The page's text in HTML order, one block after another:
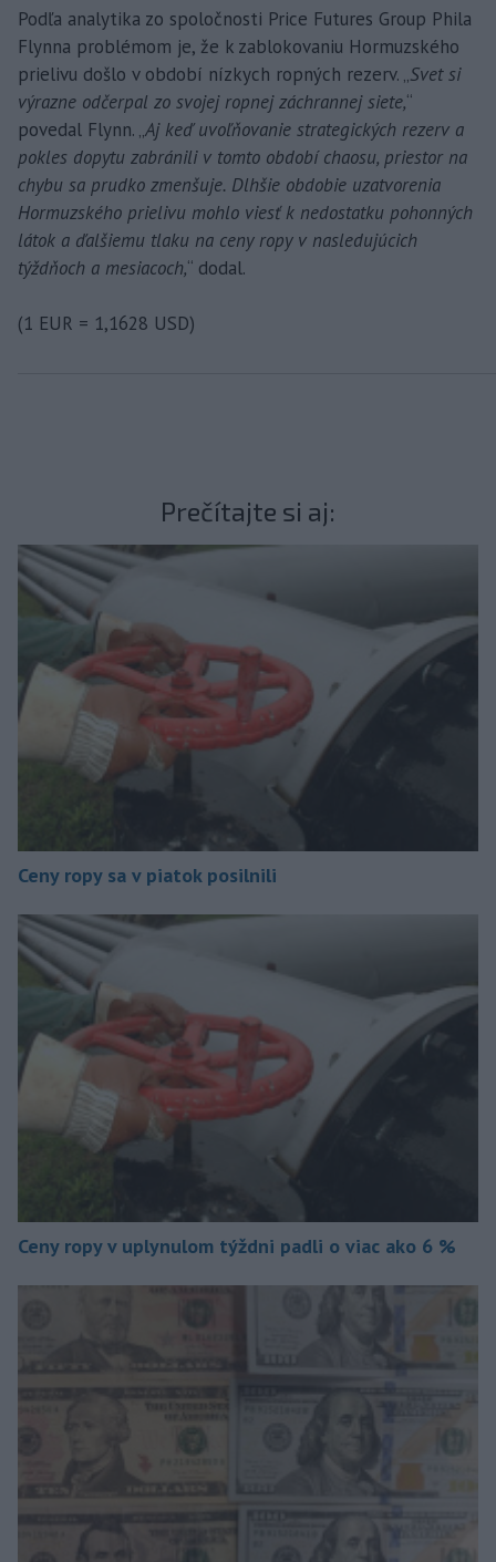
Podľa analytika zo spoločnosti Price Futures Group Phila
Flynna problémom je, že k zablokovaniu Hormuzského
prielivu došlo v období nízkych ropných rezerv. „Svet si
výrazne odčerpal zo svojej ropnej záchrannej siete,“
povedal Flynn. „Aj keď uvoľňovanie strategických rezerv a
pokles dopytu zabránili v tomto období chaosu, priestor na
chybu sa prudko zmenšuje. Dlhšie obdobie uzatvorenia
Hormuzského prielivu mohlo viesť k nedostatku pohonných
látok a ďalšiemu tlaku na ceny ropy v nasledujúcich
týždňoch a mesiacoch,“ dodal.
(1 EUR = 1,1628 USD)
Prečítajte si aj:
Ceny ropy sa v piatok posilnili
Ceny ropy v uplynulom týždni padli o viac ako 6 %